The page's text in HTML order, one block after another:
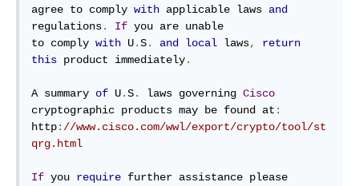
agree to comply with applicable laws and
regulations. If you are unable
to comply with U.S. and local laws,
return
this product immediately.
A summary of U.S. laws governing Cisco
cryptographic products may be found at :
http: //www.cisco.com/wwl/export/crypto/tool/st
qrg.html
If you require further assistance please